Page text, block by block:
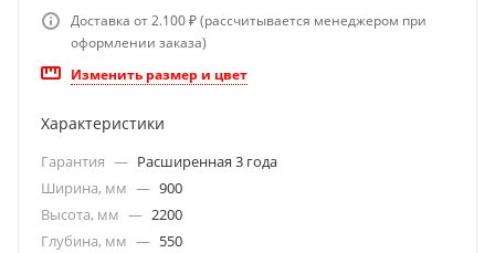
Доставка от 2.100 ₽ (рассчитывается менеджером при
оформлении заказа)
Изменить размер и цвет
Характеристики
Гарантия — Расширенная 3 года
Ширина, мм — 900
Высота, мм — 2200
Глубина, мм — 550